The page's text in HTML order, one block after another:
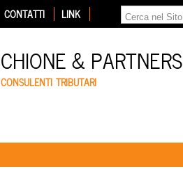
CONTATTI LINK
& PARTNERS
TRIBUTARI